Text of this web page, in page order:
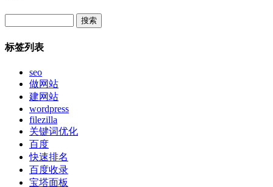
标签列表
seo
做网站
建网站
wordpress
filezilla
关键词优化
百度
快速排名
百度收录
宝塔面板